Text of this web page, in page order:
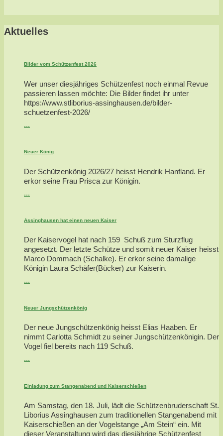
Aktuelles
Bilder vom Schützenfest 2026
Wer unser diesjähriges Schützenfest noch einmal Revue
passieren lassen möchte: Die Bilder findet ihr unter
https://www.stliborius-assinghausen.de/bilder-
schuetzenfest-2026/
...
Neuer König
Der Schützenkönig 2026/27 heisst Hendrik Hanfland. Er
erkor seine Frau Prisca zur Königin.
...
Assinghausen hat einen neuen Kaiser
Der Kaiservogel hat nach 159 Schuß zum Sturzflug
angesetzt. Der letzte Schütze und somit neuer Kaiser heisst
Marco Dommach (Schalke). Er erkor seine damalige
Königin Laura Schäfer(Bücker) zur Kaiserin.
...
Neuer Jungschützenkönig
Der neue Jungschützenkönig heisst Elias Haaben. Er
nimmt Carlotta Schmidt zu seiner Jungschützenkönigin. Der
Vogel fiel bereits nach 119 Schuß.
...
Einladung zum Stangenabend und Kaiserschießen
Am Samstag, den 18. Juli, lädt die Schützenbruderschaft St.
Liborius Assinghausen zum traditionellen Stangenabend mit
Kaiserschießen an der Vogelstange „Am Stein“ ein. Mit
dieser Veranstaltung wird das diesjährige Schützenfest